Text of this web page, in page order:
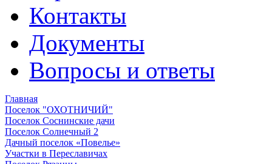
Контакты
Документы
Вопросы и ответы
Главная
Поселок "ОХОТНИЧИЙ"
Поселок Соснинские дачи
Поселок Солнечный 2
Дачный поселок «Повелье»
Участки в Переславичах